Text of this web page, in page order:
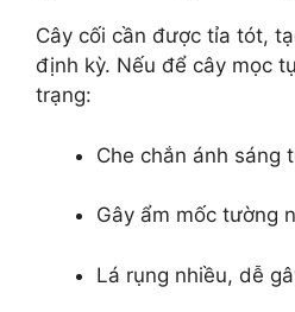
Cây cối cần được tỉa tót,
định kỳ. Nếu để cây mọc
trạng:
Che chắn ánh sáng
Gây ẩm mốc tường
Lá rụng nhiều, dễ